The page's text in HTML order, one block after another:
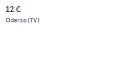
12 €
Oderzo(TV)